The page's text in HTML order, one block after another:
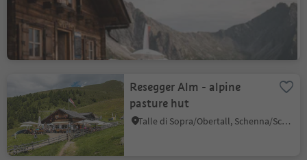
hut
Resegger Alm - alpine
pasture hut
Talle di Sopra/Obertall, Schenna/Scena, Meran/Merano and environs